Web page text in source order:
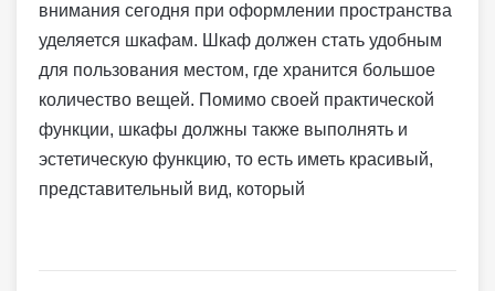
внимания сегодня при оформлении пространства
уделяется шкафам. Шкаф должен стать удобным
для пользования местом, где хранится большое
количество вещей. Помимо своей практической
функции, шкафы должны также выполнять и
эстетическую функцию, то есть иметь красивый,
представительный вид, который